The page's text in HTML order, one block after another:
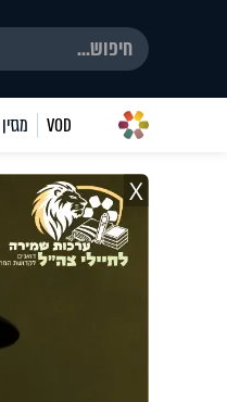
VOD מגזין
X